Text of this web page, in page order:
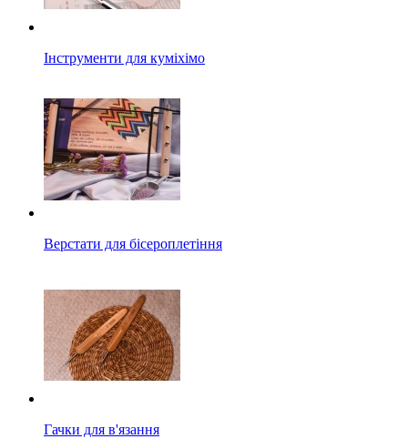
Інструменти для куміхімо
Верстати для бісероплетіння
Гачки для в'язання